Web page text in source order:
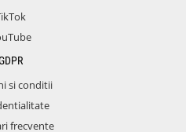
si conditii
frecvente